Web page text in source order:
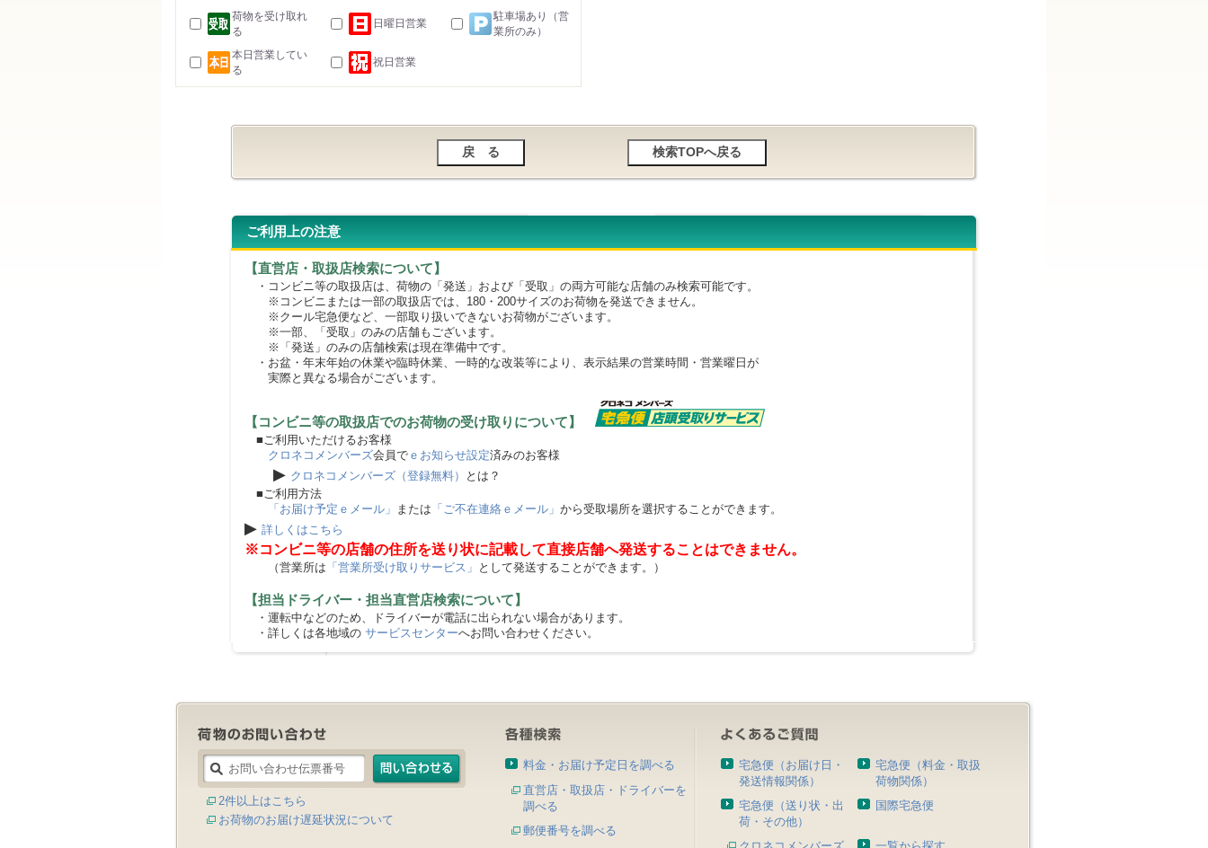
荷物を受け取れ
る
日曜日営業
駐車場あり（営
業所のみ）
本日営業してい
る
祝日営業
ご利用上の注意
【直営店・取扱店検索について】
・コンビニ等の取扱店は、荷物の「発送」および「受取」の両方可能な店舗のみ検索可能です。
※コンビニまたは一部の取扱店では、180・200サイズのお荷物を発送できません。
※クール宅急便など、一部取り扱いできないお荷物がございます。
※一部、「受取」のみの店舗もございます。
※「発送」のみの店舗検索は現在準備中です。
・お盆・年末年始の休業や臨時休業、一時的な改装等により、表示結果の営業時間・営業曜日が
実際と異なる場合がございます。
【コンビニ等の取扱店でのお荷物の受け取りについて】
■ご利用いただけるお客様
クロネコメンバーズ会員で ｅお知らせ設定済みのお客様
▶ クロネコメンバーズ（登録無料）
とは？
■ご利用方法
「お届け予定ｅメール」 または 「ご不在連絡ｅメール」 から受取場所を選択することができます。
▶ 詳しくはこちら
※コンビニ等の店舗の住所を送り状に記載して直接店舗へ発送することはできません。
（営業所は 「営業所受け取りサービス」 として発送することができます。）
【担当ドライバー・担当直営店検索について】
・運転中などのため、ドライバーが電話に出られない場合があります。
・詳しくは各地域の サービスセンターへお問い合わせください。
2件以上はこちら
お荷物のお届け遅延状況について
料金・お届け予定日を調べる
直営店・取扱店・ドライバーを
調べる
郵便番号を調べる
宅急便（お届け日・
発送情報関係）
宅急便（料金・取扱
荷物関係）
宅急便（送り状・出
荷・その他）
国際宅急便